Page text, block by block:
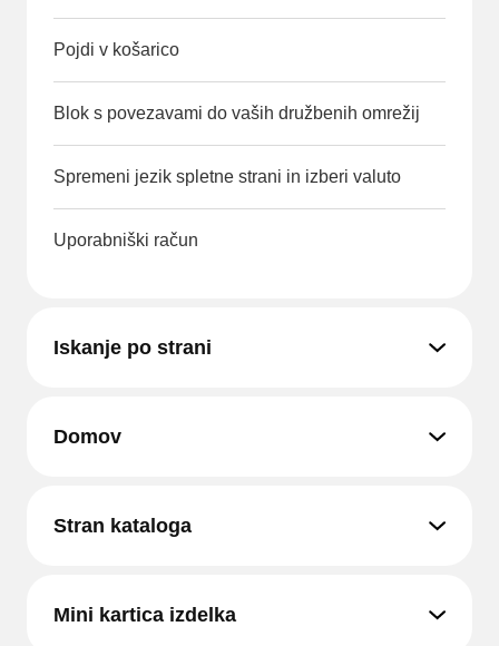
Pojdi v košarico
Blok s povezavami do vaših družbenih omrežij
Spremeni jezik spletne strani in izberi valuto
Uporabniški račun
Iskanje po strani
Domov
Stran kataloga
Mini kartica izdelka